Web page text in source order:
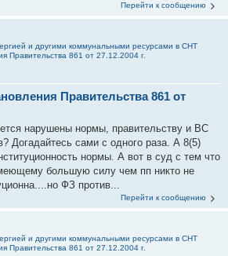
Перейти к сообщению
и другими коммунальными ресурсами в СНТ
Правительства 861 от 27.12.2004 г.
Правительства 861 от
нарушены нормы, правительству и ВС
Догадайтесь сами с одного раза. А 8(5)
нормы. А вот в суд с тем что
большую силу чем пп никто не
ФЗ против...
Перейти к сообщению
и другими коммунальными ресурсами в СНТ
Правительства 861 от 27.12.2004 г.